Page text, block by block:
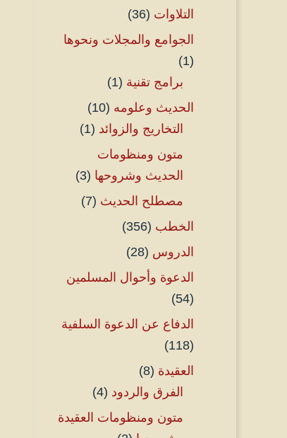
التلاوات (36)
الجوامع والمجلات ونحوها
(1)
برامج تقنية (1)
الحديث وعلومه (10)
التخاريج والزوائد (1)
متون ومنظومات
الحديث وشروحها (3)
مصطلح الحديث (7)
الخطب (356)
الدروس (28)
الدعوة وأحوال المسلمين
(54)
الدفاع عن الدعوة السلفية
(118)
العقيدة (8)
الفرق والردود (4)
متون ومنظومات العقيدة